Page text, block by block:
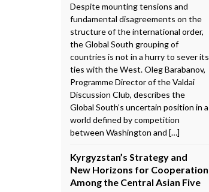
Despite mounting tensions and
fundamental disagreements on the
structure of the international order,
the Global South grouping of
countries is not in a hurry to sever its
ties with the West. Oleg Barabanov,
Programme Director of the Valdai
Discussion Club, describes the
Global South’s uncertain position in a
world defined by competition
between Washington and […]
Kyrgyzstan’s Strategy and
New Horizons for Cooperation
Among the Central Asian Five